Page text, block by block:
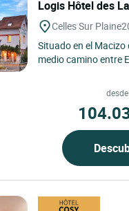
Logis Hôtel des
Celles Sur Plaine
Situado en el Macizo
medio camino entre
desde